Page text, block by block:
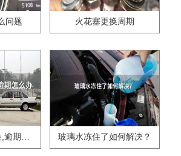
问题 火花塞更换周期
驾驶证到期没有换,逾期怎么办?? 玻璃水冻住了如何解决？